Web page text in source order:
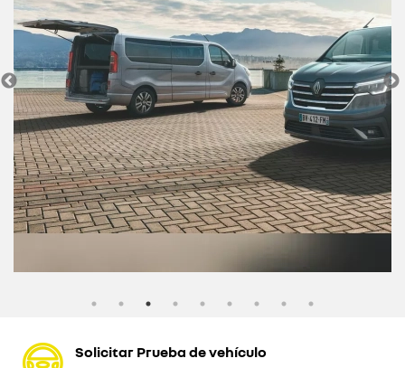
Solicitar Prueba de vehículo